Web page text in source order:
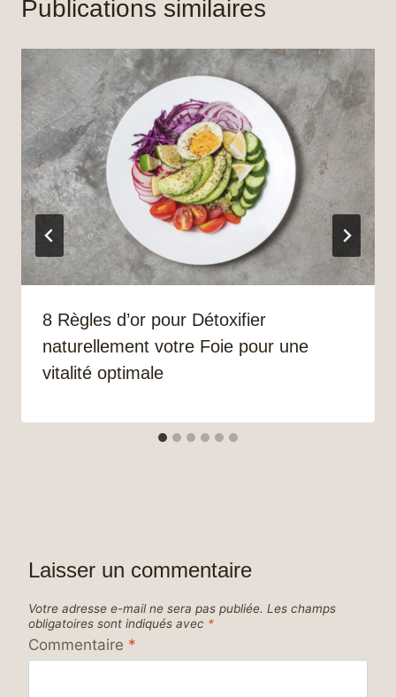
Publications similaires
8 Règles d’or pour Détoxifier
naturellement votre Foie pour une
vitalité optimale
Laisser un commentaire
Votre adresse e-mail ne sera pas publiée. Les champs
obligatoires sont indiqués avec *
Commentaire *